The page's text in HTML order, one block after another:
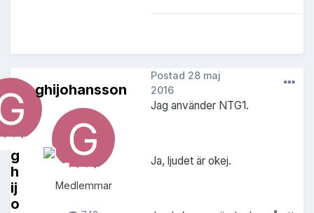
g
h
ij
o
ghijohansson
Medlemmar
Postad 28 maj
2016
Jag använder NTG1.
Ja, ljudet är okej.